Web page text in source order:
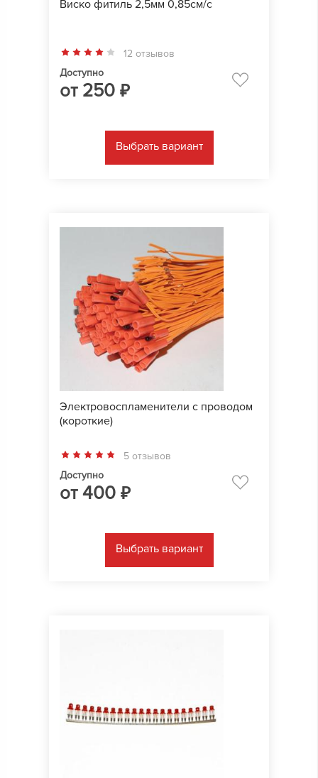
Виско фитиль 2,5мм 0,85см/с
12 отзывов
Доступно
от 250 ₽
Выбрать вариант
Электровоспламенители с проводом
(короткие)
5 отзывов
Доступно
от400 ₽
Выбрать вариант